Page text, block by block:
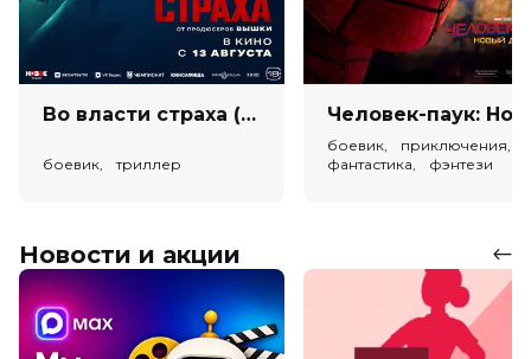
Во власти страха (18+)
боевик, триллер
боевик, приключения,
фантастика, фэнтези
Новости и акции